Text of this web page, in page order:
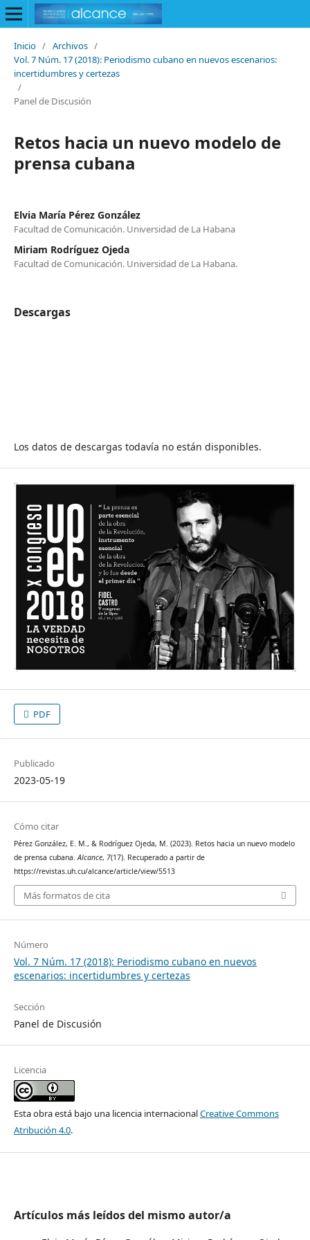
Inicio / Archivos /
Vol. 7 Núm. 17 (2018): Periodismo cubano en nuevos escenarios:
incertidumbres y certezas
/
Panel de Discusión
Retos hacia un nuevo modelo de
prensa cubana
Elvia María Pérez González
Facultad de Comunicación. Universidad de La Habana
Miriam Rodríguez Ojeda
Facultad de Comunicación. Universidad de La Habana.
Descargas
Los datos de descargas todavía no están disponibles.
PDF
Publicado
2023-05-19
Cómo citar
Pérez González, E. M., & Rodríguez Ojeda, M. (2023). Retos hacia un nuevo modelo
de prensa cubana. Alcance, 7(17). Recuperado a partir de
https://revistas.uh.cu/alcance/article/view/5513
Más formatos de cita
Número
Vol. 7 Núm. 17 (2018): Periodismo cubano en nuevos
escenarios: incertidumbres y certezas
Sección
Panel de Discusión
Licencia
Esta obra está bajo una licencia internacionalCreative Commons
Atribución 4.0.
Artículos más leídos del mismo autor/a